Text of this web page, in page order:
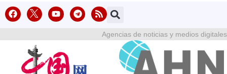
Agencias de noticias y medios digitales